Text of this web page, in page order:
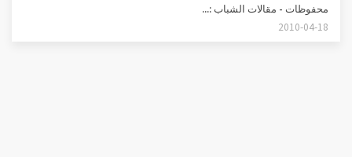
محفوظات - مقالات الشباب :...
2010-04-18